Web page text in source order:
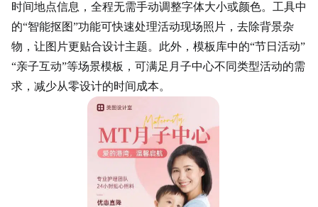
时间地点信息，全程无需手动调整字体大小或颜色。工具中
的“智能抠图”功能可快速处理活动现场照片，去除背景杂
物，让图片更贴合设计主题。此外，模板库中的“节日活动”
“亲子互动”等场景模板，可满足月子中心不同类型活动的需
求，减少从零设计的时间成本。